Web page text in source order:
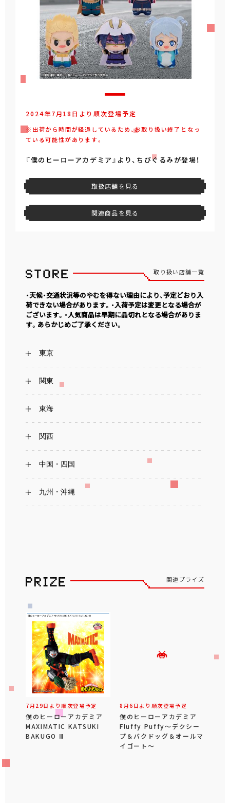
2024年7月18日より順次登場予定
※出荷から時間が経過しているため、お取り扱い終了となっ
ている可能性があります。
『僕のヒーローアカデミア』より、ちびぐるみが登場！
取扱店舗を見る
関連商品を見る
取り扱い店舗一覧
・天候・交通状況等のやむを得ない理由により、予定どおり入
荷できない場合があります。・入荷予定は変更となる場合が
ございます。・人気商品は早期に品切れとなる場合がありま
す。あらかじめご了承ください。
東京
関東
東海
関西
中国・四国
九州・沖縄
関連プライズ
7月29日より順次登場予定
僕のヒーローアカデミア
MAXIMATIC KATSUKI
BAKUGO Ⅲ
8月6日より順次登場予定
僕のヒーローアカデミア
Fluffy Puffy～デクシー
プ＆バクドッグ＆オールマ
イゴート～